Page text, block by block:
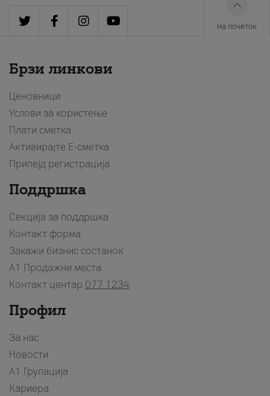
На почеток
Брзи линкови
Ценовници
Услови за користење
Плати сметка
Активирајте Е-сметка
Припејд регистрација
Поддршка
Секција за поддршка
Контакт форма
Закажи бизнис состанок
A1 Продажни места
Контакт центар 077 1234
Профил
За нас
Новости
А1 Групација
Кариера